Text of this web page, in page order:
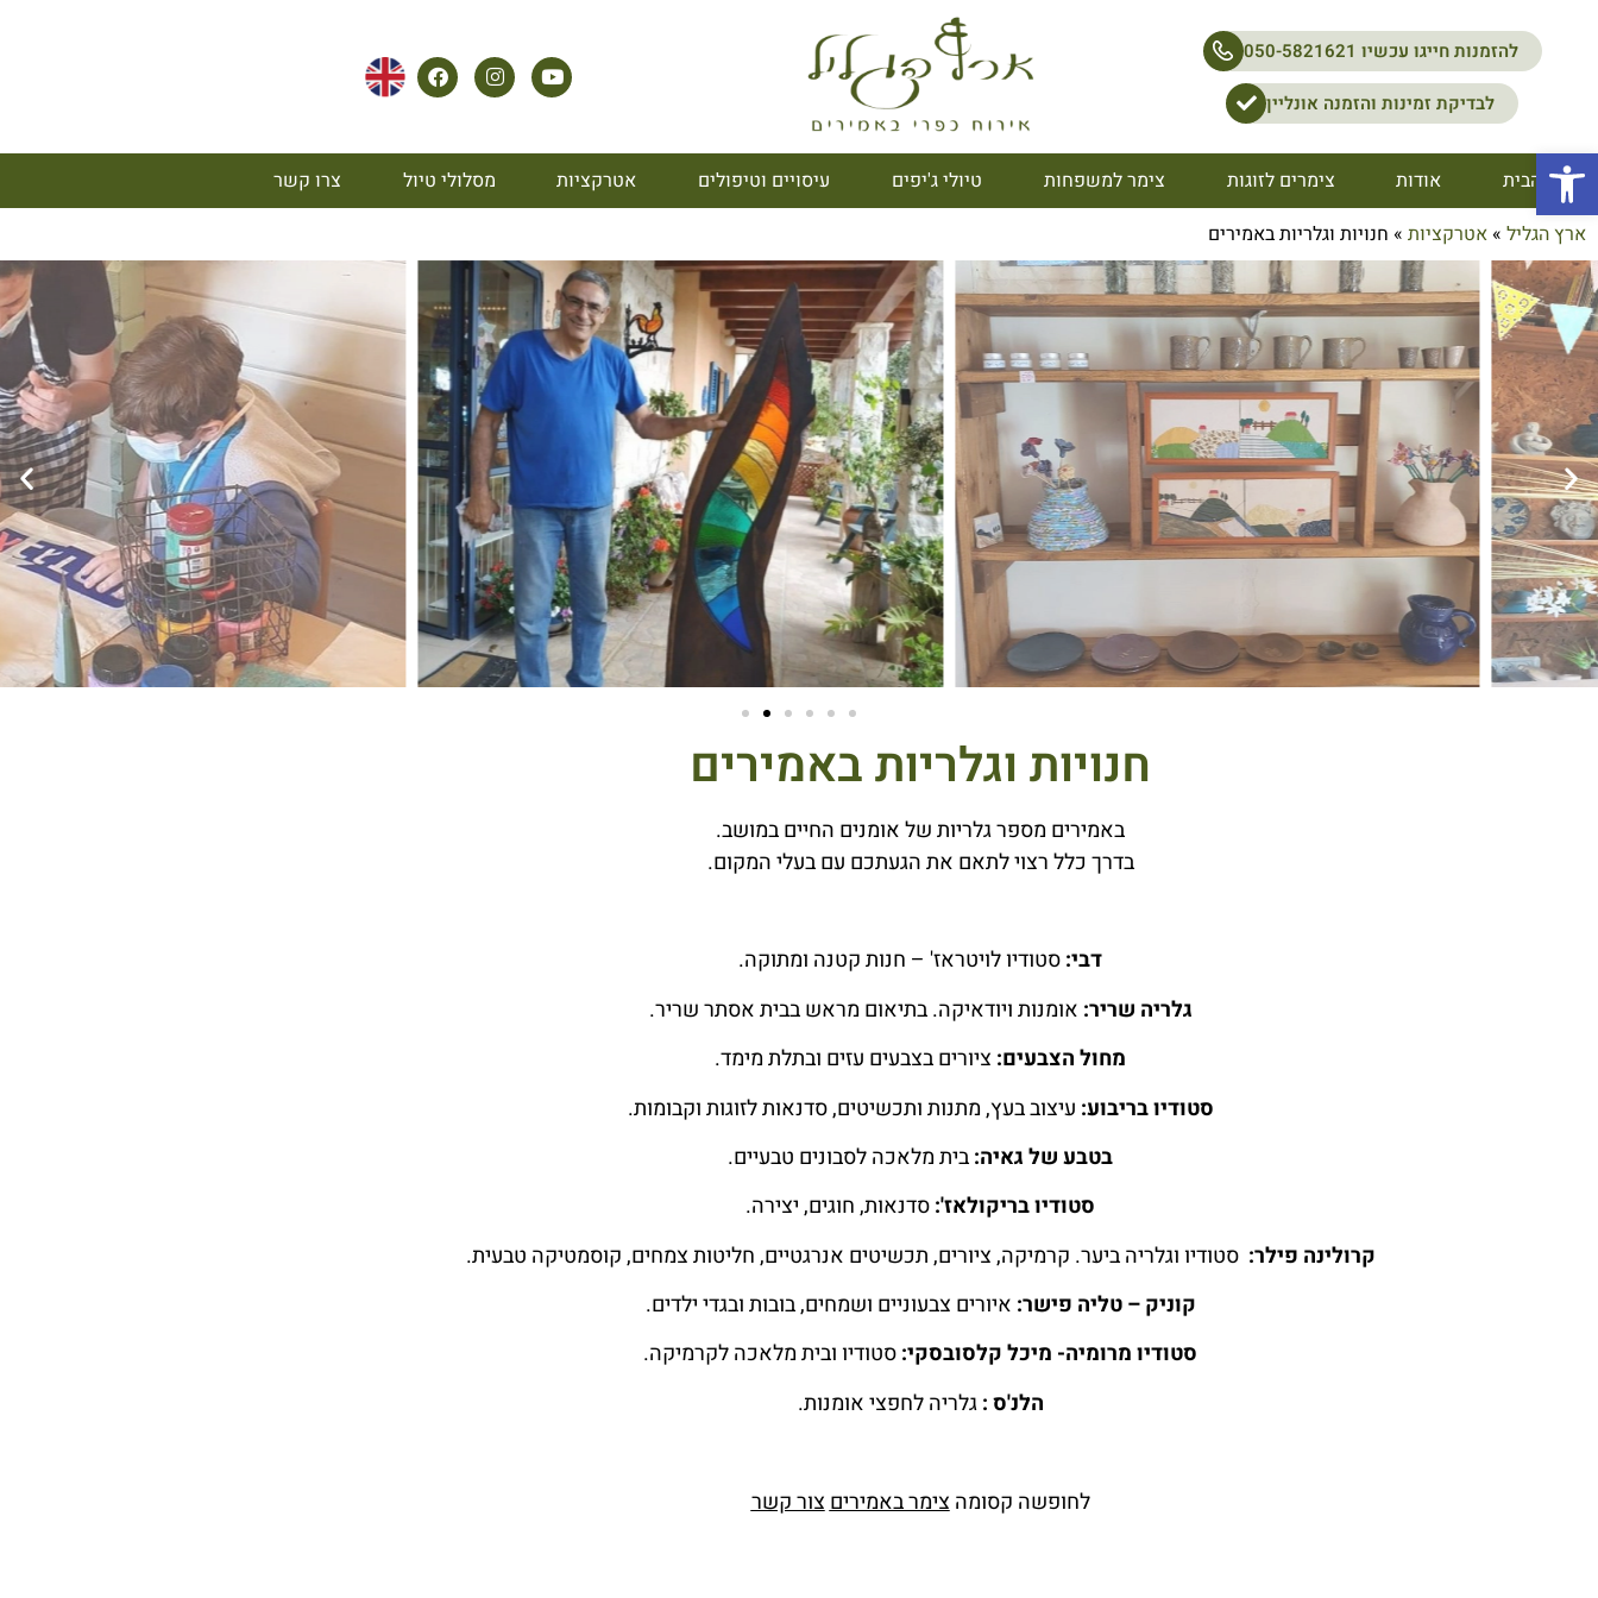
פתח סרגל נגישות
להזמנות חייגו עכשיו 050-5821621
לבדיקת זמינות והזמנה אונליין
דף הבית אודות צימרים לזוגות צימר למשפחות טיולי ג'יפים עיסויים וטיפולים אטרקציות מסלולי טיול
צרו קשר
ארץ הגליל »אטרקציות » חנויות וגלריות באמירים
חנויות וגלריות באמירים
באמירים מספר גלריות של אומנים החיים במושב.
בדרך כלל רצוי לתאם את הגעתכם עם בעלי המקום.
דבי:סטודיו לויטראז' – חנות קטנה ומתוקה.
גלריה שריר: אומנות ויודאיקה. בתיאום מראש בבית אסתר שריר.
מחול הצבעים: ציורים בצבעים עזים ובתלת מימד.
סטודיו בריבוע: עיצוב בעץ, מתנות ותכשיטים, סדנאות לזוגות וקבומות.
בטבע של גאיה:בית מלאכה לסבונים טבעיים.
סטודיו בריקולאז':סדנאות, חוגים, יצירה.
קרולינה פילר:סטודיו וגלריה ביער. קרמיקה, ציורים, תכשיטים אנרגטיים, חליטות צמחים, קוסמטיקה טבעית.
קוניק – טליה פישר: איורים צבעוניים ושמחים, בובות ובגדי ילדים.
סטודיו מרומיה- מיכל קלסובסקי:סטודיו ובית מלאכה לקרמיקה.
הלנ'ס :גלריה לחפצי אומנות.
לחופשה קסומהצימר באמיריםצור קשר